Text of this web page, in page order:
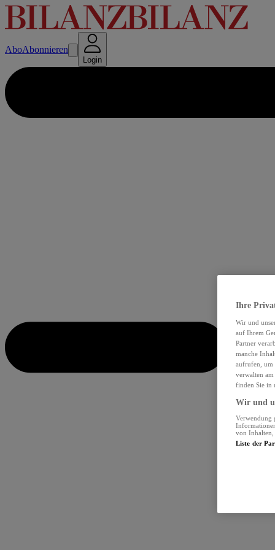
AboAbonnieren
Login
Ihre
Wir und
auf Ihrem
Partner
manche
aufrufen, um
verwalten
finden Sie in
Wir und
Verwendung
von Inhalten,
Liste der